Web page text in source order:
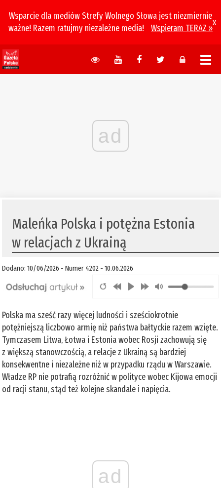
Wsparcie dla mediów Strefy Wolnego Słowa jest niezmiernie
ważne! Razem ratujmy niezależne media!
Wspieram TERAZ »
x
ad
Maleńka Polska i potężna Estonia
w relacjach z Ukrainą
Dodano: 10/06/2026 - Numer 4202 - 10.06.2026
Polska ma sześć razy więcej ludności i sześciokrotnie
potężniejszą liczbowo armię niż państwa bałtyckie razem wzięte.
Tymczasem Litwa, Łotwa i Estonia wobec Rosji zachowują się
z większą stanowczością, a relacje z Ukrainą są bardziej
konsekwentne i niezależne niż w przypadku rządu w Warszawie.
Władze RP nie potrafią rozróżnić w polityce wobec Kijowa emocji
od racji stanu, stąd też kolejne skandale i napięcia.
ad